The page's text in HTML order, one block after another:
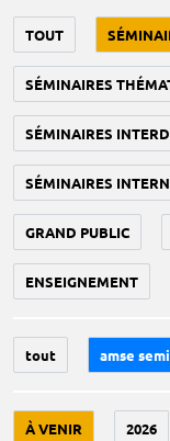
TOUT
SÉMINAIRES
SÉMINAIRES
SÉMINAIRES
GRAND PUBLIC
ENSEIGNEMENT
tout amse
À VENIR 2026